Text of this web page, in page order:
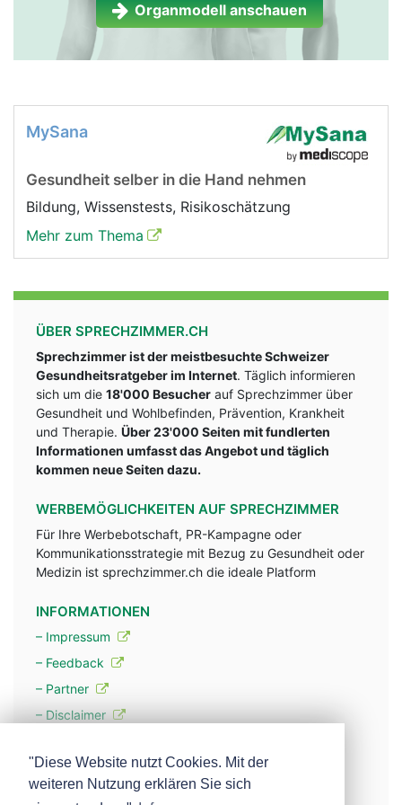
Nebenniere Frau
Organmodell anschauen
MySana
Gesundheit selber in die Hand nehmen
Bildung, Wissenstests, Risikoschätzung
Mehr zum Thema
ÜBER SPRECHZIMMER.CH
Sprechzimmer ist der meistbesuchte Schweizer
Gesundheitsratgeber im Internet. Täglich informieren
sich um die 18'000 Besucher auf Sprechzimmer über
Gesundheit und Wohlbefinden, Prävention, Krankheit
und Therapie. Über 23'000 Seiten mit fundlerten
Informationen umfasst das Angebot und täglich
kommen neue Seiten dazu.
WERBEMÖGLICHKEITEN AUF SPRECHZIMMER
Für Ihre Werbebotschaft, PR-Kampagne oder
Kommunikationsstrategie mit Bezug zu Gesundheit oder
Medizin ist sprechzimmer.ch die ideale Platform
INFORMATIONEN
– Impressum
– Feedback
– Partner
– Disclaimer
– Werbung
"Diese Website nutzt Cookies. Mit der
weiteren Nutzung erklären Sie sich